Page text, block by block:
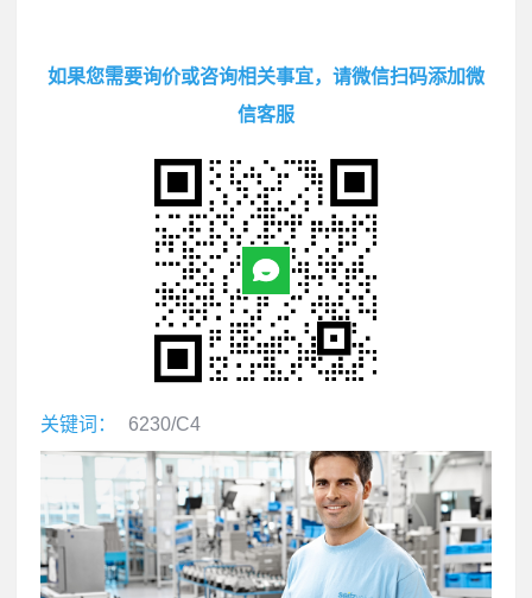
如果您需要询价或咨询相关事宜，请微信扫码添加微
信客服
关键词： 6230/C4